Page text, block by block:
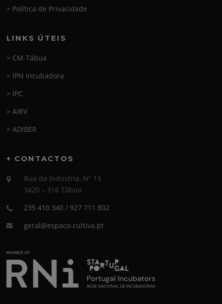
> Política de Privacidade
LINKS ÚTEIS
> CM-Tábua
> IPN Incubadora
> IPC
> AIRV
> ADIBER
+ CONTACTOS
Rua da Indústria, N° 13
3420 – 316 Tábua
235 410 340 / 927 711 802
geral@espaco-cultiva.pt